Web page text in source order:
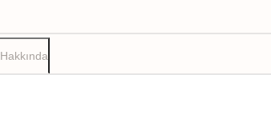
Hakkında